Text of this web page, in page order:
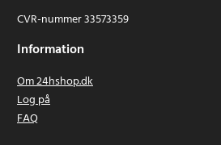
CVR-nummer 33573359
Information
Om 24hshop.dk
Log på
FAQ